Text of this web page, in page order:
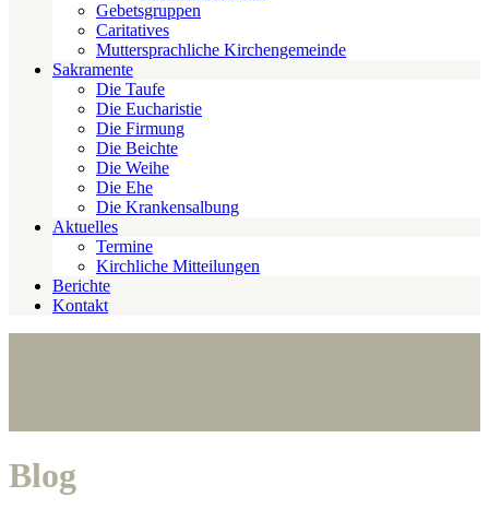
Gebetsgruppen
Caritatives
Muttersprachliche Kirchengemeinde
Sakramente
Die Taufe
Die Eucharistie
Die Firmung
Die Beichte
Die Weihe
Die Ehe
Die Krankensalbung
Aktuelles
Termine
Kirchliche Mitteilungen
Berichte
Kontakt
Blog